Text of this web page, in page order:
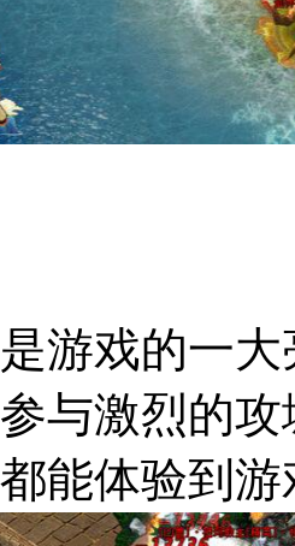
游戏的一
与激烈的
能体验到